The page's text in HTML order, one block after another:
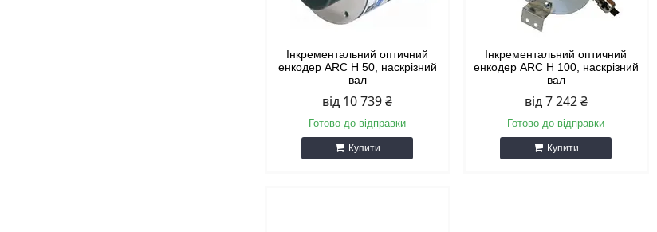
Інкрементальний оптичний
енкодер ARС H 50, наскрізний
вал
від 10 739 ₴
Готово до відправки
Купити
Інкрементальний оптичний
енкодер ARC H 100, наскрізний
вал
від 7 242 ₴
Готово до відправки
Купити